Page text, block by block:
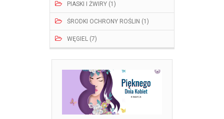
PIASKI I ŻWIRY (1)
ŚRODKI OCHRONY ROŚLIN (1)
WĘGIEL (7)